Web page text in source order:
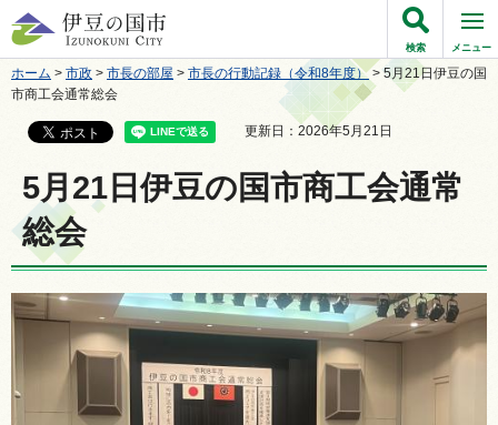
伊豆の国市
検索 メニュー
ホーム > 市政 > 市長の部屋 > 市長の行動記録（令和8年度）> 5月21日伊豆の国
市商工会通常総会
更新日：2026年5月21日
5月21日伊豆の国市商工会通常
総会